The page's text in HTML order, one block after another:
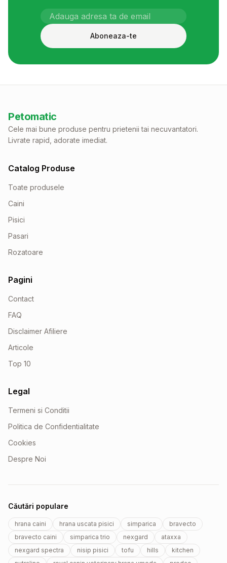
Aboneaza-te
Petomatic
Cele mai bune produse pentru prietenii tai necuvantatori.
Livrate rapid, adorate imediat.
Catalog Produse
Toate produsele
Caini
Pisici
Pasari
Rozatoare
Pagini
Contact
FAQ
Disclaimer Afiliere
Articole
Top 10
Legal
Termeni si Conditii
Politica de Confidentialitate
Cookies
Despre Noi
Căutări populare
hrana caini hrana uscata pisici simparica
bravecto
bravecto caini
simparica trio nexgard
ataxxa
nexgard spectra
nisip pisici tofu hills
kitchen